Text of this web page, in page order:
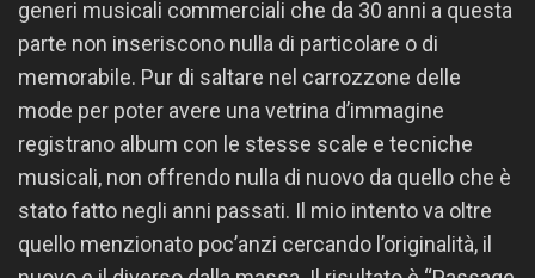
generi musicali commerciali che da 30 anni a questa
parte non inseriscono nulla di particolare o di
memorabile. Pur di saltare nel carrozzone delle
mode per poter avere una vetrina d’immagine
registrano album con le stesse scale e tecniche
musicali, non offrendo nulla di nuovo da quello che è
stato fatto negli anni passati. Il mio intento va oltre
quello menzionato poc’anzi cercando l’originalità, il